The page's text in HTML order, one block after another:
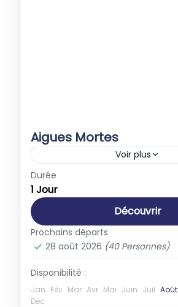
Aigues Mortes
Voir plus
Europe
1-40 People
Durée
1 Jour
Découvrir
Prochains départs
28 août 2026 (40 Personnes)
Disponibilité :
Jan Fév Mar Avr Mai Juin Juil Août
Déc